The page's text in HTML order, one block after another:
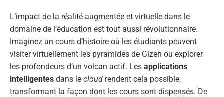
L’impact de la réalité augmentée et virtuelle dans le
domaine de l’éducation est tout aussi révolutionnaire.
Imaginez un cours d’histoire où les étudiants peuvent
visiter virtuellement les pyramides de Gizeh ou explorer
les profondeurs d’un volcan actif. Les applications
intelligentes dans le cloud rendent cela possible,
transformant la façon dont les cours sont dispensés. De